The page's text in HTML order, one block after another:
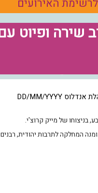
האירועים
שירה ופיוט
אנדלוס DD/MM/YYYY
בניצוחו של מייק קרוצ'י.
המחלקה לתרבות יהודית, רבנים